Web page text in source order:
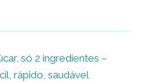
só 2 ingredientes –
rápido, saudável